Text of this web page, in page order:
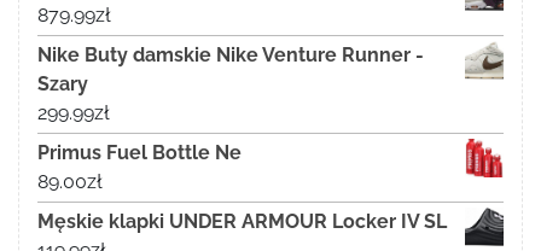
879.99zł
Nike Buty damskie Nike Venture Runner -
Szary
299.99zł
Primus Fuel Bottle Ne
89.00zł
Męskie klapki UNDER ARMOUR Locker IV SL